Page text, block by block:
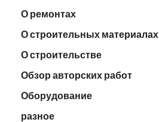
О ремонтах
О строительных материалах
О строительстве
Обзор авторских работ
Оборудование
разное